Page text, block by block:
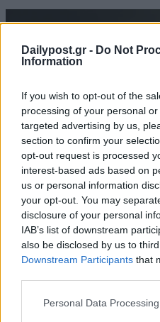
Dailypost.gr - Do Not
Information
If you wish to opt-out of the
processing of your personal
targeted advertising by us,
section to confirm your
opt-out request is processed
interest-based ads based on
us or personal information
your opt-out. You may
disclosure of your personal
IAB’s list of downstream
also be disclosed by us to
Downstream Participants that
Personal Data